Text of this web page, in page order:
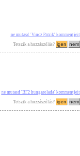
ne mutasd 'Vincz Patrik' kommentjeit
Tetszik a hozzászólás?
ne mutasd 'BF2 hungarolada' kommentjeit
Tetszik a hozzászólás?